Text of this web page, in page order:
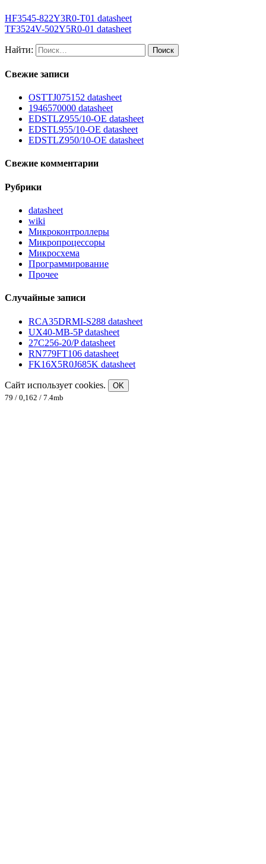
HF3545-822Y3R0-T01 datasheet
TF3524V-502Y5R0-01 datasheet
Найти:
Свежие записи
OSTTJ075152 datasheet
1946570000 datasheet
EDSTLZ955/10-OE datasheet
EDSTL955/10-OE datasheet
EDSTLZ950/10-OE datasheet
Свежие комментарии
Рубрики
datasheet
wiki
Микроконтроллеры
Микропроцессоры
Микросхема
Программирование
Прочее
Случайные записи
RCA35DRMI-S288 datasheet
UX40-MB-5P datasheet
27C256-20/P datasheet
RN779FT106 datasheet
FK16X5R0J685K datasheet
Сайт использует cookies.
OK
79 / 0,162 / 7.4mb